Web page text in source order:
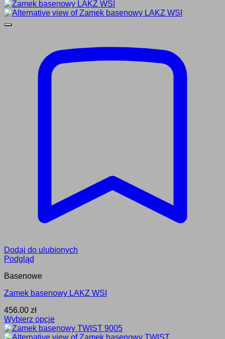
Dodaj do ulubionych
Podgląd
Basenowe
Zamek basenowy LAKZ WSI
456.00 zł
Wybierz opcje
Ten
produkt